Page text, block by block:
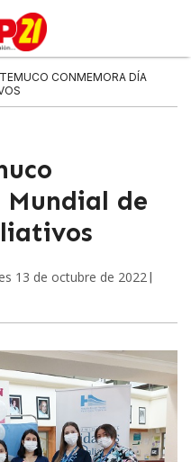
CONMEMORA DÍA
de
13 de octubre de 2022